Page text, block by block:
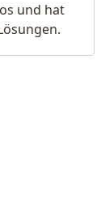
und hat